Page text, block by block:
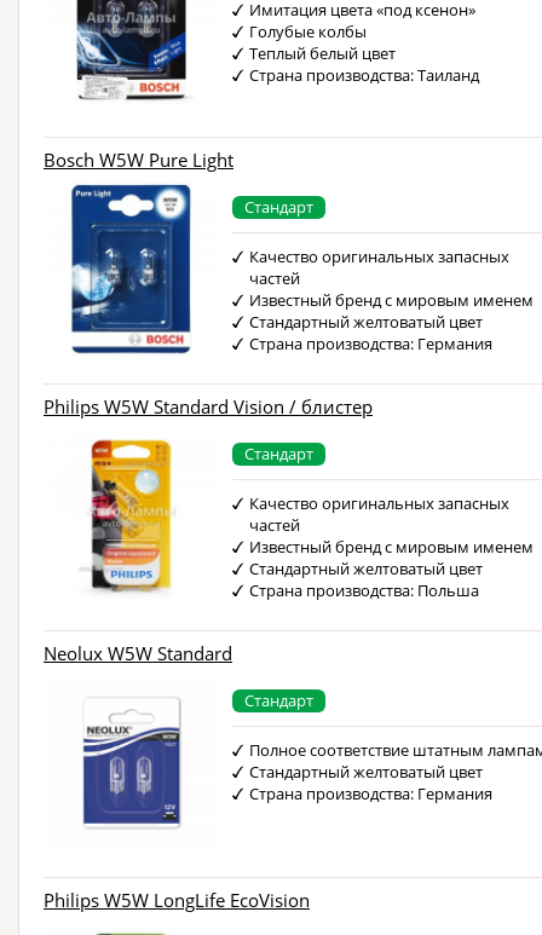
Имитация цвета «под ксенон»
Голубые колбы
Теплый белый цвет
Страна производства: Таиланд
Bosch W5W Pure Light
Стандарт
Качество оригинальных запасных
частей
Известный бренд с мировым именем
Стандартный желтоватый цвет
Страна производства: Германия
Philips W5W Standard Vision / блистер
Стандарт
Качество оригинальных запасных
частей
Известный бренд с мировым именем
Стандартный желтоватый цвет
Страна производства: Польша
Neolux W5W Standard
Стандарт
Полное соответствие штатным
Стандартный желтоватый цвет
Страна производства: Германия
Philips W5W LongLife EcoVision